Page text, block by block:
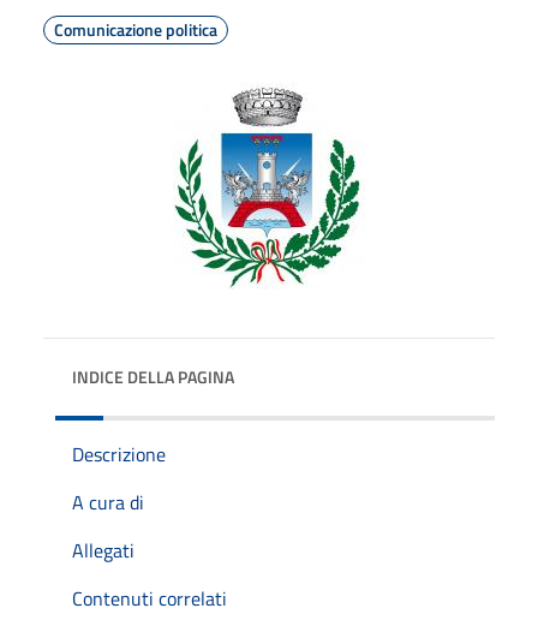
Comunicazione politica
INDICE DELLA PAGINA
Descrizione
A cura di
Allegati
Contenuti correlati